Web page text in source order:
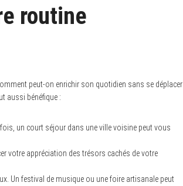
routine
peut-on enrichir son quotidien sans se déplacer
aussi bénéfique :
un court séjour dans une ville voisine peut vous
votre appréciation des trésors cachés de votre
Un festival de musique ou une foire artisanale peut